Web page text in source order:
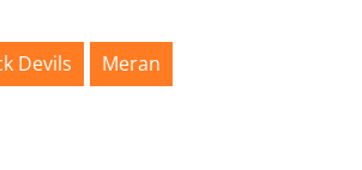
Devils Meran